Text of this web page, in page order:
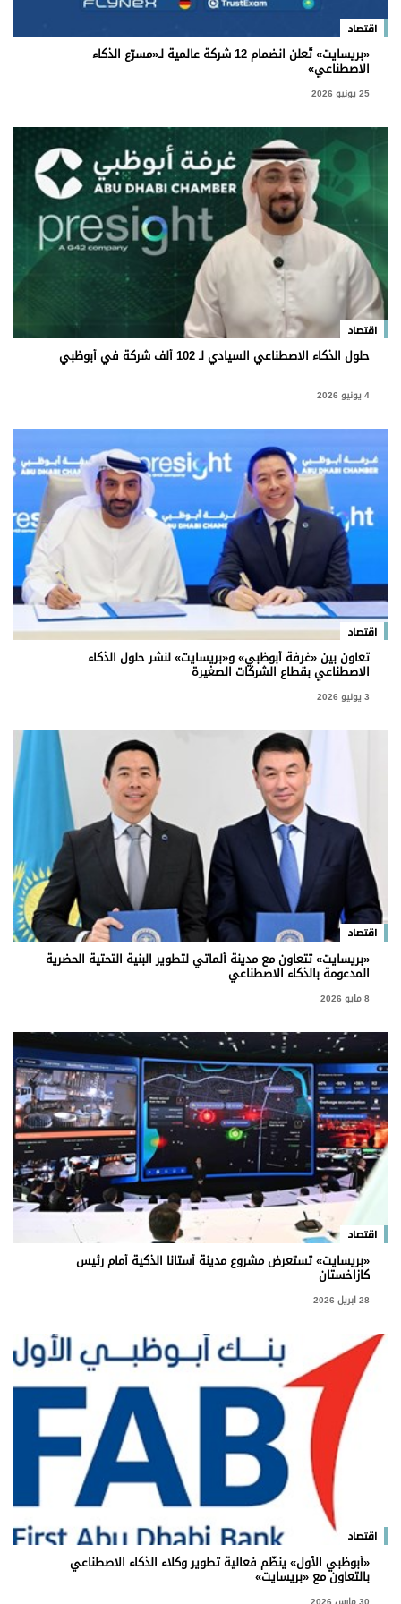
عدد اليوم
الأحوال الجوية
اقتصاد
«بريسايت» تُعلن انضمام 12 شركة عالمية لـ«مسرّع الذكاء
الاصطناعي»
25 يونيو 2026
اقتصاد
حلول الذكاء الاصطناعي السيادي لـ 102 ألف شركة في أبوظبي
4 يونيو 2026
اقتصاد
تعاون بين «غرفة أبوظبي» و«بريسايت» لنشر حلول الذكاء
الاصطناعي بقطاع الشركات الصغيرة
3 يونيو 2026
اقتصاد
«بريسايت» تتعاون مع مدينة ألماتي لتطوير البنية التحتية الحضرية
المدعومة بالذكاء الاصطناعي
8 مايو 2026
اقتصاد
«بريسايت» تستعرض مشروع مدينة أستانا الذكية أمام رئيس
كازاخستان
28 ابريل 2026
اقتصاد
«أبوظبي الأول» ينظّم فعالية تطوير وكلاء الذكاء الاصطناعي
بالتعاون مع «بريسايت»